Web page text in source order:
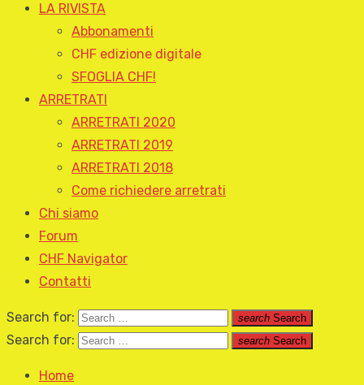
LA RIVISTA
Abbonamenti
CHF edizione digitale
SFOGLIA CHF!
ARRETRATI
ARRETRATI 2020
ARRETRATI 2019
ARRETRATI 2018
Come richiedere arretrati
Chi siamo
Forum
CHF Navigator
Contatti
Search for: search Search
Search for: search Search
Home